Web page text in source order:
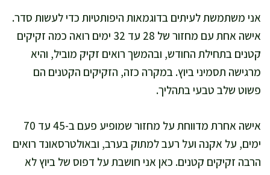
אני משתמשת לעיתים בדוגמאות היפותטיות כדי לעשות סדר.
אישה אחת עם מחזור של 28 עד 32 ימים רואה כמה זקיקים
קטנים בתחילת החודש, ובהמשך רואים זקיק מוביל, והיא
מרגישה תסמיני ביוץ. במקרה כזה, הזקיקים הקטנים הם
פשוט שלב טבעי בתהליך.
אישה אחרת מדווחת על מחזור שמופיע פעם ב-45 עד 70
ימים, על אקנה ועל רעב למתוק בערב, ובאולטרסאונד רואים
הרבה זקיקים קטנים. כאן אני חושבת על דפוס של ביוץ לא